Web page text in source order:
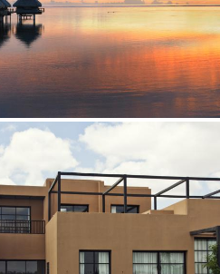
2011